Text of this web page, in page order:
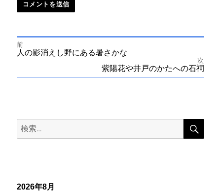
投
ゲ
前
前
の
人の影消えし野にある暑さかな
次
紫陽花や井戸のかたへの石祠
検
索:
検
2026年8月